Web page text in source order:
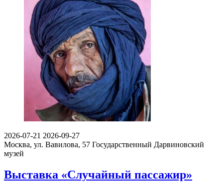
2026-07-21 2026-09-27
Москва, ул. Вавилова, 57 Государственный Дарвиновский
музей
Выставка «Случайный пассажир»